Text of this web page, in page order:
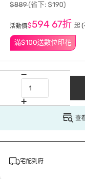
滿$100送數位印花
$889(省下: $190)
活動價$594 67折 起 (
查
宅配到府